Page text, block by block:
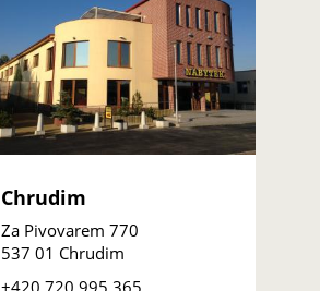
Chrudim
Za Pivovarem 770
537 01 Chrudim